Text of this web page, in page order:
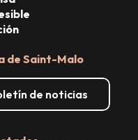
de Saint-Malo
de noticias